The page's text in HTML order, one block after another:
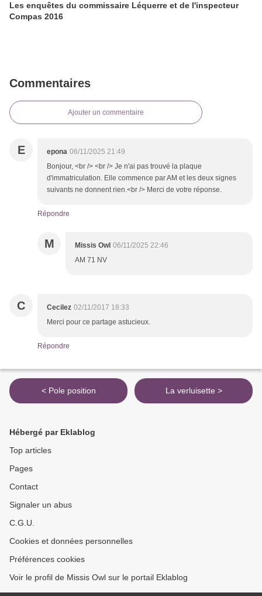
Les enquêtes du commissaire Léquerre et de l'inspecteur
Compas 2016
Commentaires
Ajouter un commentaire
E epona 06/11/2025 21:49
Bonjour, <br /> <br /> Je n'ai pas trouvé la plaque
d'immatriculation. Elle commence par AM et les deux signes
suivants ne donnent rien.<br /> Merci de votre réponse.
Répondre
M Missis Owl 06/11/2025 22:46
AM 71 NV
C Cecilez 02/11/2017 18:33
Merci pour ce partage astucieux.
Répondre
< Pole position La verluisette >
Hébergé par Eklablog
Top articles
Pages
Contact
Signaler un abus
C.G.U.
Cookies et données personnelles
Préférences cookies
Voir le profil de Missis Owl sur le portail Eklablog